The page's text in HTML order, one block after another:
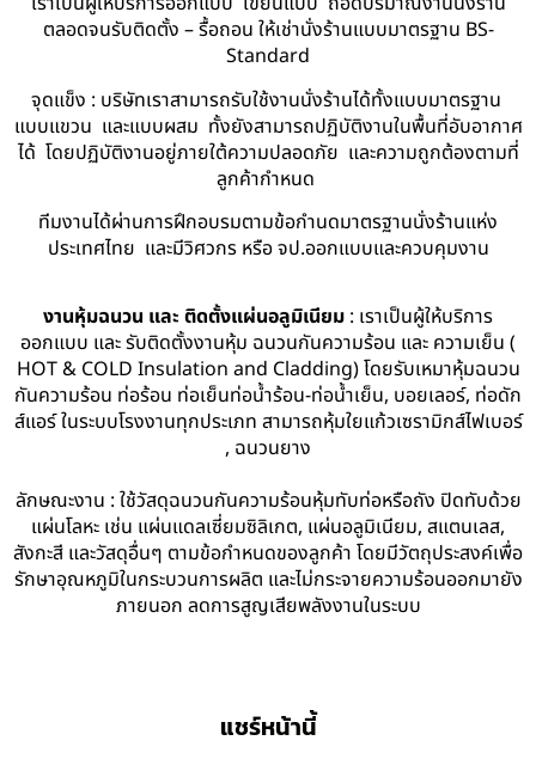
ตลอดจนรับติดตั้ง – รื้อถอน ให้เช่านั่งร้านแบบมาตรฐาน BS-
Standard
จุดแข็ง : บริษัทเราสามารถรับใช้งานนั่งร้านได้ทั้งแบบมาตรฐาน
แบบแขวน และแบบผสม ทั้งยังสามารถปฏิบัติงานในพื้นที่อับอากาศ
ได้ โดยปฏิบัติงานอยู่ภายใต้ความปลอดภัย และความถูกต้องตามที่
ลูกค้ากำหนด
ทีมงานได้ผ่านการฝึกอบรมตามข้อกำนดมาตรฐานนั่งร้านแห่ง
ประเทศไทย และมีวิศวกร หรือ จป.ออกแบบและควบคุมงาน
งานหุ้มฉนวน และ ติดตั้งแผ่นอลูมิเนียม : เราเป็นผู้ให้บริการ
ออกแบบ และ รับติดตั้งงานหุ้ม ฉนวนกันความร้อน และ ความเย็น (
HOT & COLD Insulation and Cladding) โดยรับเหมาหุ้มฉนวน
กันความร้อน ท่อร้อน ท่อเย็นท่อน้ำร้อน-ท่อน้ำเย็น, บอยเลอร์, ท่อดัก
ส์แอร์ ในระบบโรงงานทุกประเภท สามารถหุ้มใยแก้วเซรามิกส์ไฟเบอร์
, ฉนวนยาง
ลักษณะงาน : ใช้วัสดุฉนวนกันความร้อนหุ้มทับท่อหรือถัง ปิดทับด้วย
แผ่นโลหะ เช่น แผ่นแดลเซี่ยมซิลิเกต, แผ่นอลูมิเนียม, สแตนเลส,
สังกะสี และวัสดุอื่นๆ ตามข้อกำหนดของลูกค้า โดยมีวัตถุประสงค์เพื่อ
รักษาอุณหภูมิในกระบวนการผลิต และไม่กระจายความร้อนออกมายัง
ภายนอก ลดการสูญเสียพลังงานในระบบ
แชร์หน้านี้